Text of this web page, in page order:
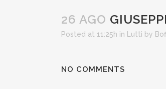
26 AGO
Posted at 11:25h in Lutti by
NO COMMENTS